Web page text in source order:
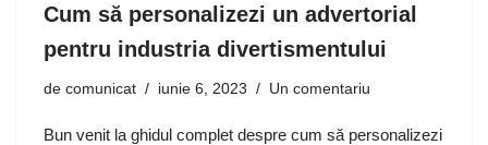
Cum să personalizezi un advertorial
pentru industria divertismentului
de comunicat iunie 6, 2023 Un comentariu
Bun venit la ghidul complet despre cum să personalizezi